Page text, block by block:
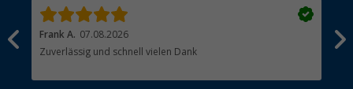
Frank A. 07.08.2026
Zuverlässig und schnell vielen Dank